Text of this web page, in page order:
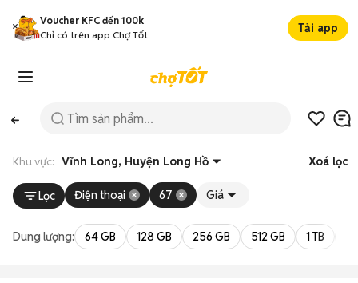
Voucher KFC đến 100k
Chỉ có trên app Chợ Tốt
Tải app
Khu vực: Vĩnh Long, Huyện Long Hồ Xoá lọc
Lọc Điện thoại 67 Giá
Dung lượng: 64 GB 128 GB 256 GB 512 GB 1 TB